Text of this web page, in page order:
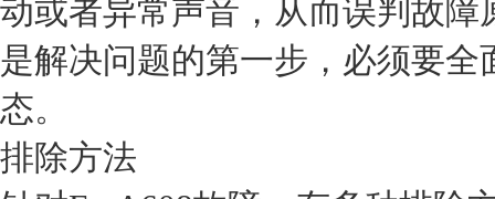
动或者异常声音，从而误判故
是解决问题的第一步，必须要
态。
排除方法